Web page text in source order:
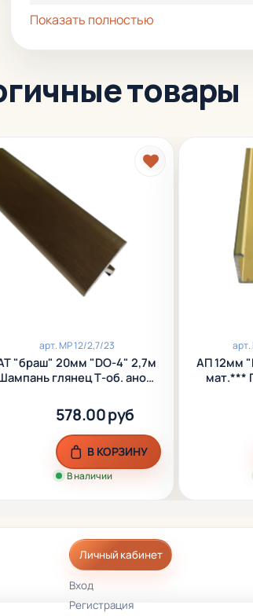
стыков с комбинированным покрытием
Показать полностью
товары
арт.МР 12/2,7/23
"браш" 20мм "DO-4" 2,7м
глянец Т-об. анод.
578.00 руб
В наличии
В КОРЗИНУ
арт.
АП 12мм
мат.***
Личный кабинет
Вход
Регистрация